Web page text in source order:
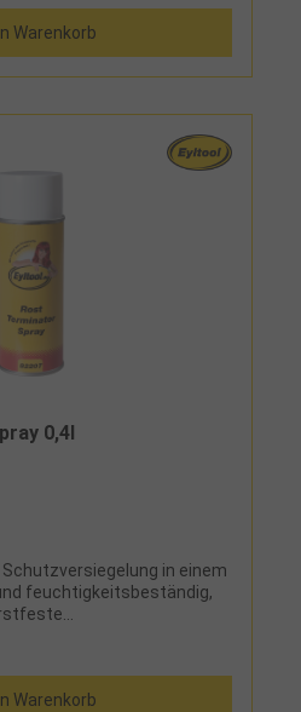
Warenkorb
0,4l
in einem
feuchtigkeitsbeständig,
Warenkorb